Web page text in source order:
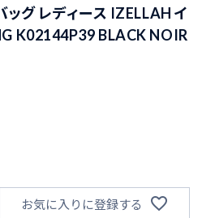
ッグ レディース IZELLAH イ
K02144P39 BLACK NOIR
お気に入りに登録する